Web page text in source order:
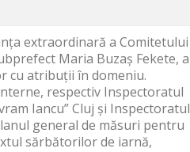
extraordinară a Comitetului
Maria Buzaș Fekete, a
cu atribuții în domeniu.
respectiv Inspectoratul
Iancu” Cluj și Inspectoratul
general de măsuri pentru
sărbătorilor de iarnă,